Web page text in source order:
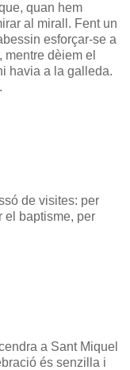
quan hem
al mirall. Fent un
esforçar-se a
dèiem el
havia a la galleda.
de visites: per
el baptisme, per
a Sant Miquel
és senzilla i